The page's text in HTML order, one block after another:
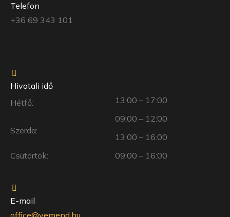
Telefon
+36 69 343 101
Hivatali idő
Hétfő:
13:00 – 17:00
Szerda:
09:00 – 12:00
13:00 – 16:00
Csütörtök:
09:00 – 16:00
E-mail
office@vemend.hu